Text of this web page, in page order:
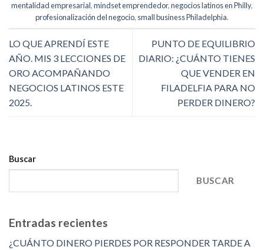
mentalidad empresarial,mindset emprendedor,negocios latinos en Philly,
profesionalización del negocio, small business Philadelphia.
LO QUE APRENDÍ ESTE
AÑO. MIS 3 LECCIONES DE
ORO ACOMPAÑANDO
NEGOCIOS LATINOS ESTE
2025.
PUNTO DE EQUILIBRIO
DIARIO: ¿CUÁNTO TIENES
QUE VENDER EN
FILADELFIA PARA NO
PERDER DINERO?
Buscar
BUSCAR
Entradas recientes
¿CUÁNTO DINERO PIERDES POR RESPONDER TARDE A